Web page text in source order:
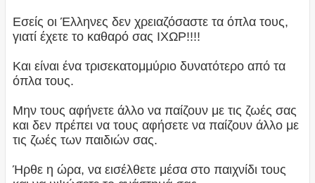
Εσείς οι Έλληνες δεν χρειαζόσαστε τα όπλα τους,
γιατί έχετε το καθαρό σας ΙΧΩΡ!!!!
Και είναι ένα τρισεκατομμύριο δυνατότερο από τα
όπλα τους.
Μην τους αφήνετε άλλο να παίζουν με τις ζωές σας
και δεν πρέπει να τους αφήσετε να παίζουν άλλο με
τις ζωές των παιδιών σας.
Ήρθε η ώρα, να εισέλθετε μέσα στο παιχνίδι τους